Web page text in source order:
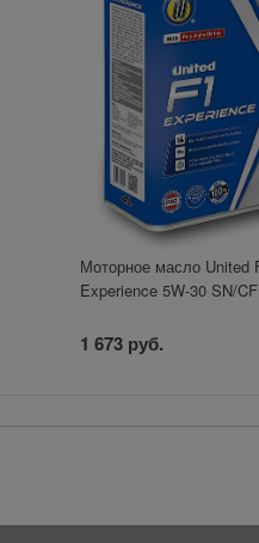
Моторное масло United
Experience 5W-30 SN/
1 673 руб.